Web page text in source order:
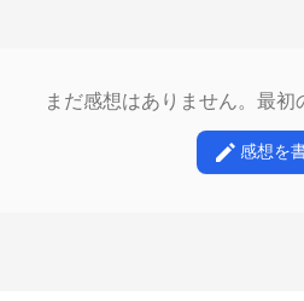
まだ感想はありません。最初
感想を